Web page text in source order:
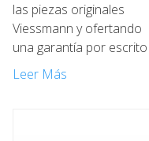
las piezas originales
Viessmann y ofertando
una garantía por escrito
Leer Más